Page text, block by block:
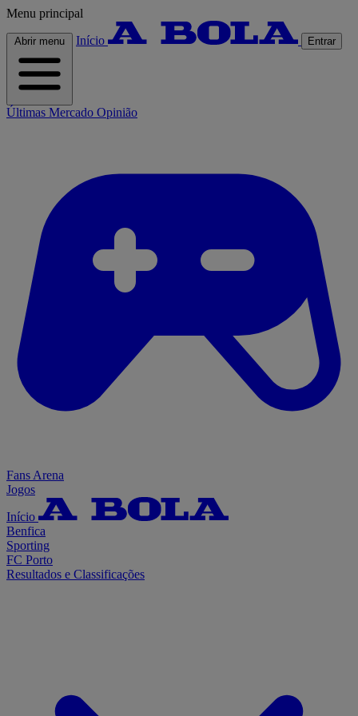
Menu principal
Abrir menu Início Entrar
Últimas Mercado Opinião
Fans Arena
Jogos
Início
Benfica
Sporting
FC Porto
Resultados e Classificações